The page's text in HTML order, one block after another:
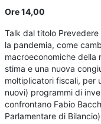
Ore 14,00
Talk dal titolo
la pandemia, come
macroeconomiche
stima e una nuova
moltiplicatori fiscali, per
nuovi) programmi di
confrontano Fabio
Parlamentare di